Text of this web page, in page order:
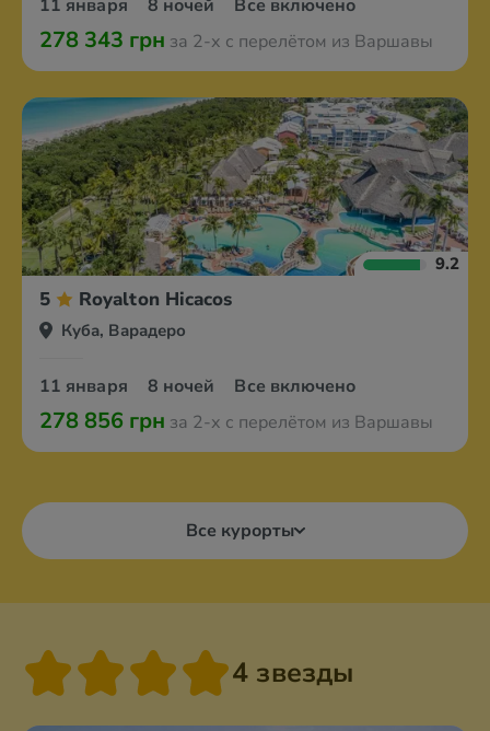
11 января 8 ночей Все включено
278 343 грн за 2-х с перелётом из Варшавы
9.2
5 Royalton Hicacos
Куба, Варадеро
11 января 8 ночей Все включено
278 856 грн за 2-х с перелётом из Варшавы
Все курорты
4 звезды